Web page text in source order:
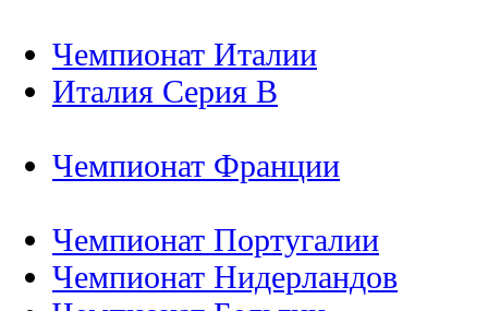
Чемпионат Италии
Италия Серия B
Чемпионат Франции
Чемпионат Португалии
Чемпионат Нидерландов